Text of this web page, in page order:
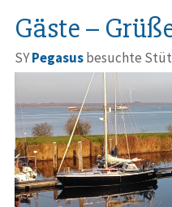
Gäste –
SYPegasusbesuchte